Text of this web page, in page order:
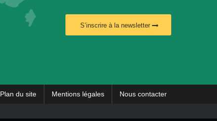
S’inscrire à la newsletter
Plan du site Mentions légales Nous contacter